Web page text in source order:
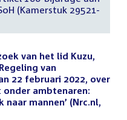
(Kamerstuk 29521-
van het lid Kuzu,
van
22 februari 2022, over
onder ambtenaren:
mannen’ (Nrc.nl,